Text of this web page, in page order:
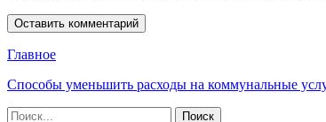
Главное
Способы уменьшить расходы на коммунальные